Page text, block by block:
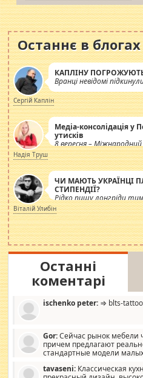
Останнє в блогах
КАПЛІНУ
Вранці невідомі
Сергій Каплін
Медіа-консолідація у
утисків
8 вересня –
журналістів.
Надія Труш
ЧИ МАЮТЬ УКРАЇНЦІ
СТИПЕНДІЇ?
Рідко пишу лонгріди
просто дістало!
навколо
роздувається ще одна
Віталій Улибін
Останні
коментарі
ischenko peter: ⇒ blts-
Gor:Сейчас рынок
причем предлагают
стандартные модели
стандартные формы, в MebelOk,
tavaseni: Классическая